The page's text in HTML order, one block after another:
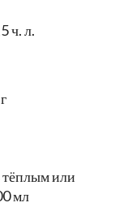
ч. л.
или
мл